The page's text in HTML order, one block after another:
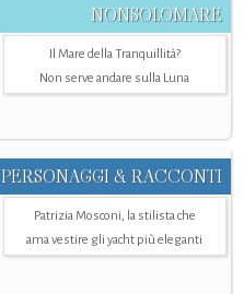
NONSOLOMARE
Il Mare della Tranquillità?
Non serve andare sulla Luna
PERSONAGGI & RACCONTI
Patrizia Mosconi, la stilista che
ama vestire gli yacht più eleganti